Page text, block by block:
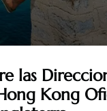
las
Kong